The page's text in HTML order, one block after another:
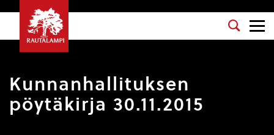
Kunnanhallituksen
pöytäkirja 30.11.2015